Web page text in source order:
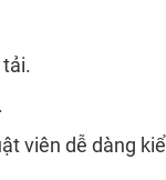
tải.
viên dễ dàng